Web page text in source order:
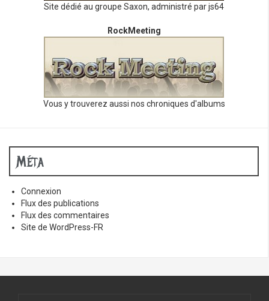
Site dédié au groupe Saxon, administré par js64
RockMeeting
Vous y trouverez aussi nos chroniques d'albums
Méta
Connexion
Flux des publications
Flux des commentaires
Site de WordPress-FR